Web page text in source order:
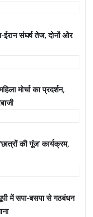
संघर्ष तेज, दोनों ओर
मोर्चा का प्रदर्शन,
की गूंज’ कार्यक्रम,
में सपा-बसपा से गठबंधन